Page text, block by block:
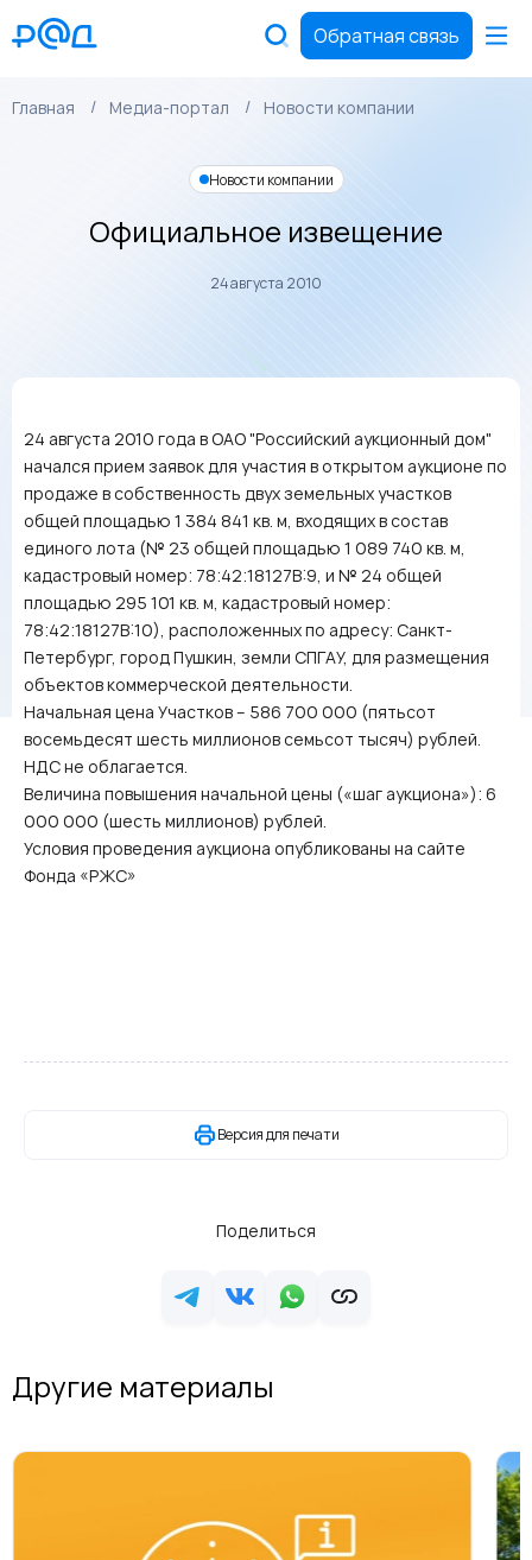
Обратная связь
Главная Медиа-портал Новости компании
Новости компании
Официальное извещение
24 августа 2010
24 августа 2010 года в ОАО "Российский аукционный дом"
начался прием заявок для участия в открытом аукционе по
продаже в собственность двух земельных участков
общей площадью 1 384 841 кв. м, входящих в состав
единого лота (№ 23 общей площадью 1 089 740 кв. м,
кадастровый номер: 78:42:18127В:9, и № 24 общей
площадью 295 101 кв. м, кадастровый номер:
78:42:18127В:10), расположенных по адресу: Санкт-
Петербург, город Пушкин, земли СПГАУ, для размещения
объектов коммерческой деятельности.
Начальная цена Участков – 586 700 000 (пятьсот
восемьдесят шесть миллионов семьсот тысяч) рублей.
НДС не облагается.
Величина повышения начальной цены («шаг аукциона»): 6
000 000 (шесть миллионов) рублей.
Условия проведения аукциона опубликованы на сайте
Фонда «РЖС»
Версия для печати
Поделиться
Другие материалы